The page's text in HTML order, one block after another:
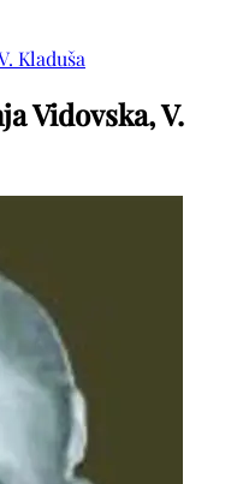
Kladuša
Vidovska, V.